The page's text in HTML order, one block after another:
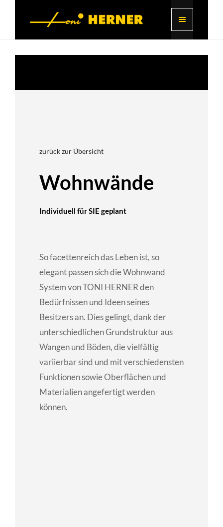
zurück zur Übersicht
Wohnwände
Individuell für SIE geplant
So facettenreich das Leben ist, so
elegant passen sich die Wohnwand
System von TONI HERNER den
Bedürfnissen und Ideen seines
Besitzers an. Dies gelingt, dank der
unterschiedlichen Grundstruktur aus
Wangen und Böden, die vielfältig
variierbar sind und mit verschiedensten
Funktionen sowie Oberflächen und
Materialien angefertigt werden
können.